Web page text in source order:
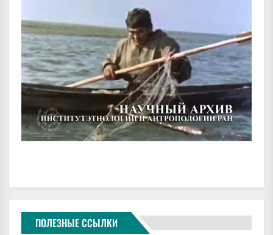
ПОЛЕЗНЫЕ ССЫЛКИ